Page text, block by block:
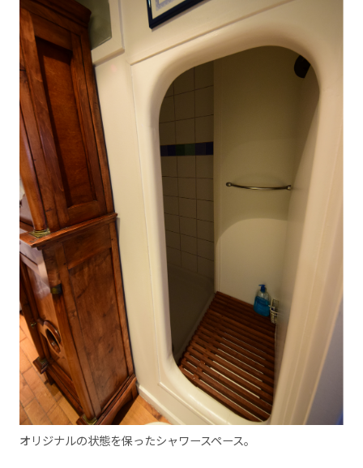
オリジナルの状態を保ったシャワースペース。